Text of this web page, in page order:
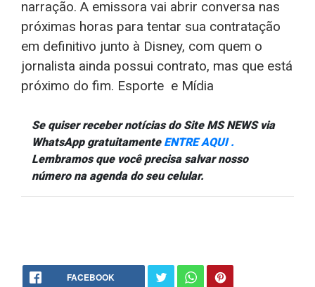
narração. A emissora vai abrir conversa nas
próximas horas para tentar sua contratação
em definitivo junto à Disney, com quem o
jornalista ainda possui contrato, mas que está
próximo do fim. Esporte e Mídia
Se quiser receber notícias do Site MS NEWS via
WhatsApp gratuitamente ENTRE AQUI .
Lembramos que você precisa salvar nosso
número na agenda do seu celular.
FACEBOOK